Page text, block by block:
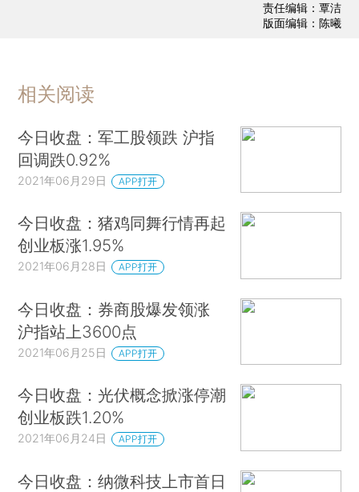
责任编辑：覃洁
版面编辑：陈曦
相关阅读
今日收盘：军工股领跌 沪指
回调跌0.92%
2021年06月29日 APP打开
今日收盘：猪鸡同舞行情再起
创业板涨1.95%
2021年06月28日 APP打开
今日收盘：券商股爆发领涨
沪指站上3600点
2021年06月25日 APP打开
今日收盘：光伏概念掀涨停潮
创业板跌1.20%
2021年06月24日 APP打开
今日收盘：纳微科技上市首日